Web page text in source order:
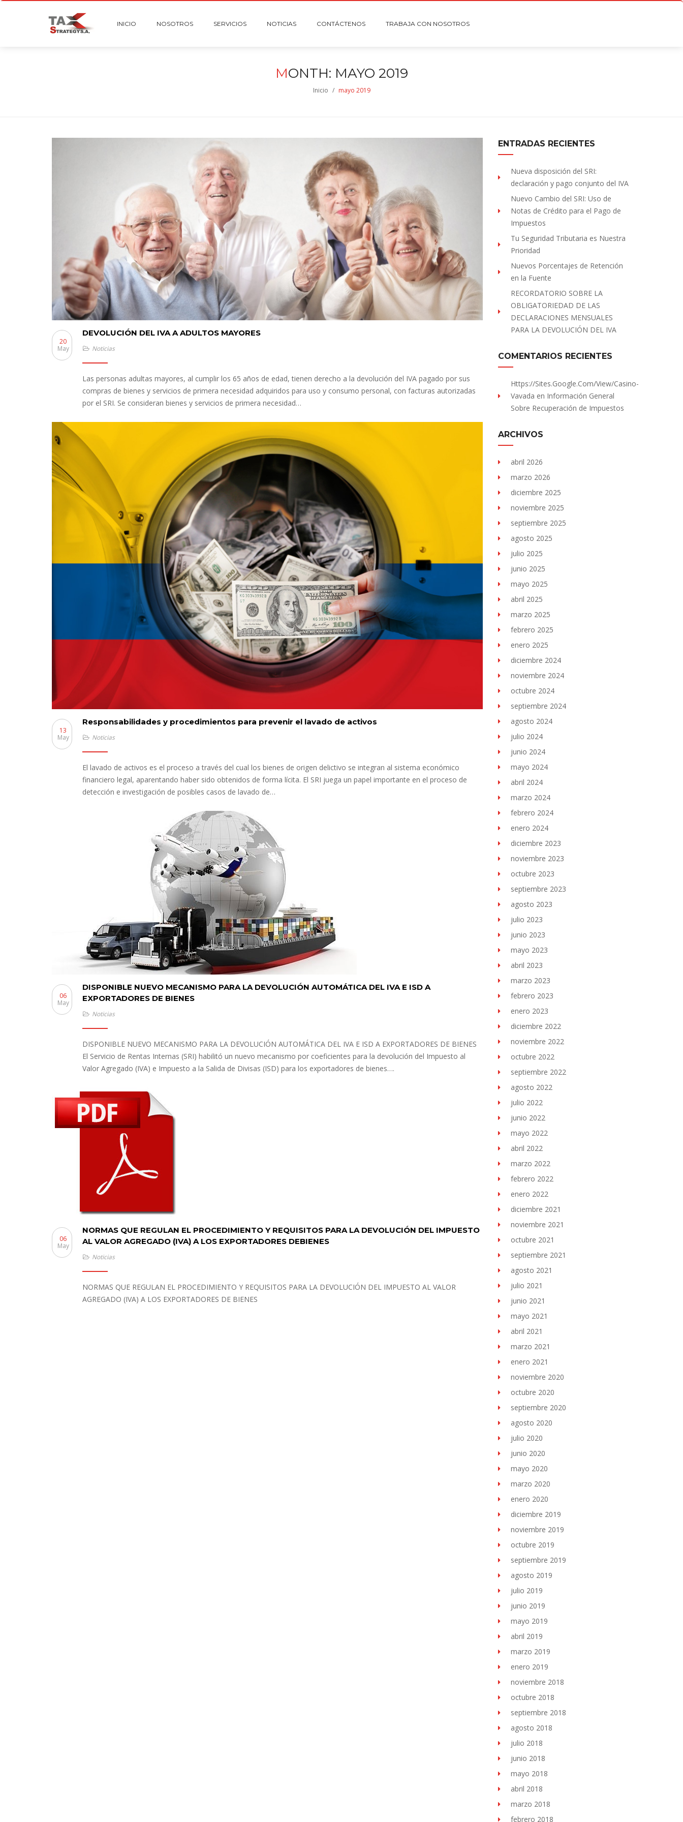
INICIO NOSOTROS SERVICIOS NOTICIAS CONTÁCTENOS TRABAJA CON NOSOTROS
MONTH: MAYO 2019
Inicio / mayo 2019
DEVOLUCIÓN DEL IVA A ADULTOS MAYORES
20
May
Noticias
Las personas adultas mayores, al cumplir los 65 años de edad, tienen derecho a la devolución del IVA pagado por sus
compras de bienes y servicios de primera necesidad adquiridos para uso y consumo personal, con facturas autorizadas
por el SRI. Se consideran bienes y servicios de primera necesidad…
Responsabilidades y procedimientos para prevenir el lavado de activos
13
May
Noticias
El lavado de activos es el proceso a través del cual los bienes de origen delictivo se integran al sistema económico
financiero legal, aparentando haber sido obtenidos de forma lícita. El SRI juega un papel importante en el proceso de
detección e investigación de posibles casos de lavado de…
DISPONIBLE NUEVO MECANISMO PARA LA DEVOLUCIÓN AUTOMÁTICA DEL IVA E ISD A
EXPORTADORES DE BIENES
06
May
Noticias
DISPONIBLE NUEVO MECANISMO PARA LA DEVOLUCIÓN AUTOMÁTICA DEL IVA E ISD A EXPORTADORES DE BIENES
El Servicio de Rentas Internas (SRI) habilitó un nuevo mecanismo por coeficientes para la devolución del Impuesto al
Valor Agregado (IVA) e Impuesto a la Salida de Divisas (ISD) para los exportadores de bienes….
NORMAS QUE REGULAN EL PROCEDIMIENTO Y REQUISITOS PARA LA DEVOLUCIÓN DEL IMPUESTO
AL VALOR AGREGADO (IVA) A LOS EXPORTADORES DEBIENES
06
May
Noticias
NORMAS QUE REGULAN EL PROCEDIMIENTO Y REQUISITOS PARA LA DEVOLUCIÓN DEL IMPUESTO AL VALOR
AGREGADO (IVA) A LOS EXPORTADORES DE BIENES
ENTRADAS RECIENTES
Nueva disposición del SRI:
declaración y pago conjunto del IVA
Nuevo Cambio del SRI: Uso de
Notas de Crédito para el Pago de
Impuestos
Tu Seguridad Tributaria es Nuestra
Prioridad
Nuevos Porcentajes de Retención
en la Fuente
RECORDATORIO SOBRE LA
OBLIGATORIEDAD DE LAS
DECLARACIONES MENSUALES
PARA LA DEVOLUCIÓN DEL IVA
COMENTARIOS RECIENTES
Https://sites.Google.com/view/Casino-
Vavada en Información General
Sobre Recuperación de Impuestos
ARCHIVOS
abril 2026
marzo 2026
diciembre 2025
noviembre 2025
septiembre 2025
agosto 2025
julio 2025
junio 2025
mayo 2025
abril 2025
marzo 2025
febrero 2025
enero 2025
diciembre 2024
noviembre 2024
octubre 2024
septiembre 2024
agosto 2024
julio 2024
junio 2024
mayo 2024
abril 2024
marzo 2024
febrero 2024
enero 2024
diciembre 2023
noviembre 2023
octubre 2023
septiembre 2023
agosto 2023
julio 2023
junio 2023
mayo 2023
abril 2023
marzo 2023
febrero 2023
enero 2023
diciembre 2022
noviembre 2022
octubre 2022
septiembre 2022
agosto 2022
julio 2022
junio 2022
mayo 2022
abril 2022
marzo 2022
febrero 2022
enero 2022
diciembre 2021
noviembre 2021
octubre 2021
septiembre 2021
agosto 2021
julio 2021
junio 2021
mayo 2021
abril 2021
marzo 2021
enero 2021
noviembre 2020
octubre 2020
septiembre 2020
agosto 2020
julio 2020
junio 2020
mayo 2020
marzo 2020
enero 2020
diciembre 2019
noviembre 2019
octubre 2019
septiembre 2019
agosto 2019
julio 2019
junio 2019
mayo 2019
abril 2019
marzo 2019
enero 2019
noviembre 2018
octubre 2018
septiembre 2018
agosto 2018
julio 2018
junio 2018
mayo 2018
abril 2018
marzo 2018
febrero 2018